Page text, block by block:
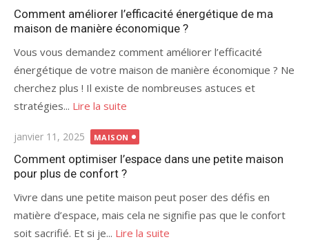
le
Comment améliorer l’efficacité énergétique de ma
maison de manière économique ?
Vous vous demandez comment améliorer l’efficacité
énergétique de votre maison de manière économique ? Ne
cherchez plus ! Il existe de nombreuses astuces et
stratégies... Lire la suite
Publié
le
janvier 11, 2025 MAISON
Comment optimiser l’espace dans une petite maison
pour plus de confort ?
Vivre dans une petite maison peut poser des défis en
matière d’espace, mais cela ne signifie pas que le confort
soit sacrifié. Et si je... Lire la suite